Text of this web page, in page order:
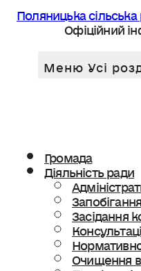
Поляницька
Офіційний
Громада
Діяльність ради
Засідання
Очищення